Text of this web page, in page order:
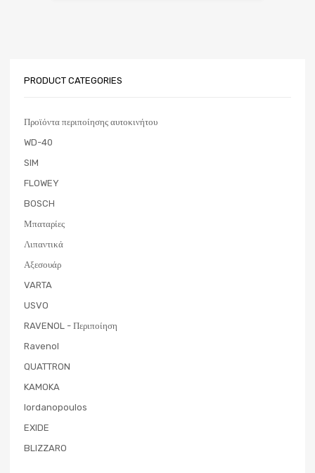
PRODUCT CATEGORIES
Προϊόντα περιποίησης αυτοκινήτου
WD-40
SIM
FLOWEY
BOSCH
Μπαταρίες
Λιπαντικά
Αξεσουάρ
VARTA
USVO
RAVENOL - Περιποίηση
Ravenol
QUATTRON
KAMOKA
Iordanopoulos
EXIDE
BLIZZARO